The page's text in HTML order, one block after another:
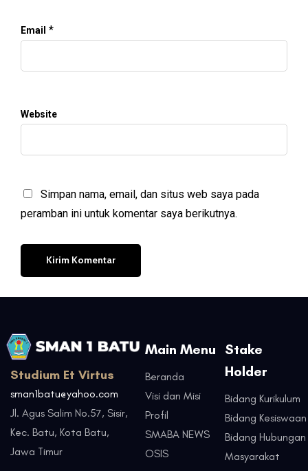
Email *
Website
Simpan nama, email, dan situs web saya pada
peramban ini untuk komentar saya berikutnya.
Studium Et Virtus
sman1batu@yahoo.com
Jl. Agus Salim No.57, Sisir,
Kec. Batu, Kota Batu,
Jawa Timur
Main Menu
Beranda
Visi dan Misi
Profil
SMABA NEWS
OSIS
Stake
Holder
Bidang Kurikulum
Bidang Kesiswaan
Bidang Hubungan
Masyarakat